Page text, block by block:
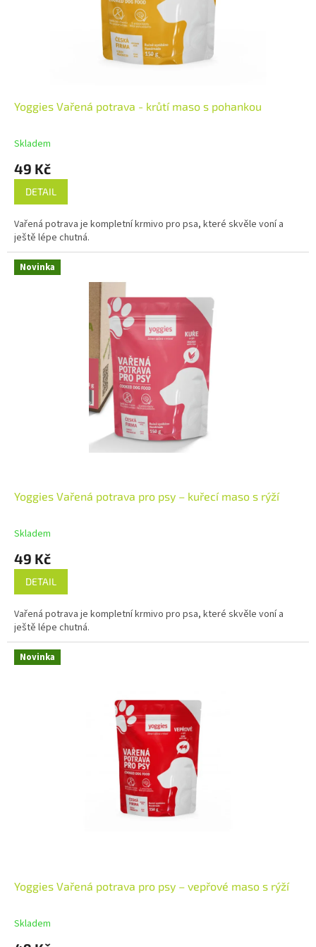
Yoggies Vařená potrava - krůtí maso s pohankou
Skladem
49 Kč
DETAIL
Vařená potrava je kompletní krmivo pro psa, které skvěle voní a
ještě lépe chutná.
Novinka
Yoggies Vařená potrava pro psy – kuřecí maso s rýží
Skladem
49 Kč
DETAIL
Vařená potrava je kompletní krmivo pro psa, které skvěle voní a
ještě lépe chutná.
Novinka
Yoggies Vařená potrava pro psy – vepřové maso s rýží
Skladem